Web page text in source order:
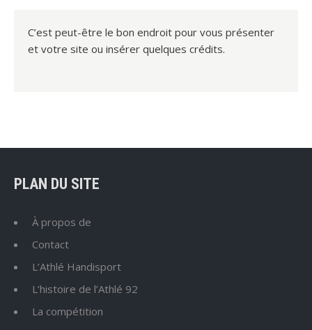
C’est peut-être le bon endroit pour vous présenter
et votre site ou insérer quelques crédits.
PLAN DU SITE
À propos de
Contact
L’Athlé Handisport
L’histoire de l’Athlé 92
La compétition